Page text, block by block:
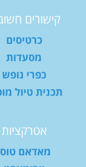
קישורים
כרטיסים
מסעדות
כפרי נופש
תכנית טיול
אטרקציות
מאדאם